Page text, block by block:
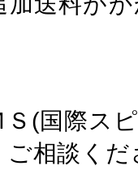
(国際ス
相談くだ